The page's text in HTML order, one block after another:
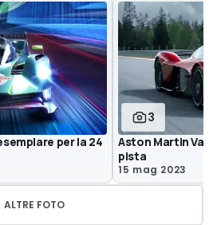
per la 24
3
Aston Martin
pista
15 mag 2023
ALTRE FOTO